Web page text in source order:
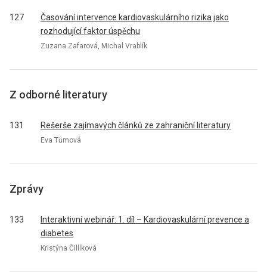
127
Časování intervence kardiovaskulárního rizika jako
rozhodující faktor úspěchu
Zuzana Zafarová, Michal Vrablík
Z odborné literatury
131 Rešerše zajímavých článků ze zahraniční literatury
Eva Tůmová
Zprávy
133
Interaktivní webinář: 1. díl – Kardiovaskulární prevence a
diabetes
Kristýna Čillíková